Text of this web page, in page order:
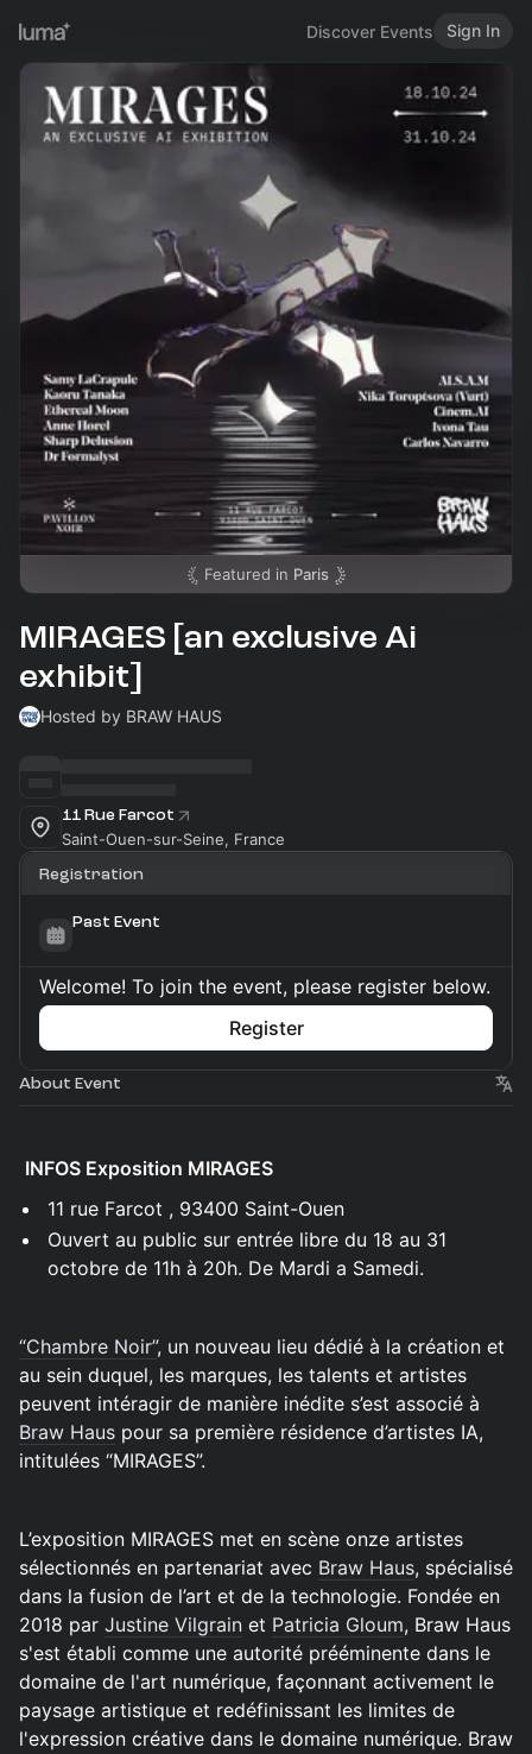
Discover Events Sign In
Featured in Paris
MIRAGES [an exclusive Ai
exhibit]
Hosted by BRAW HAUS
11 Rue Farcot
Saint-Ouen-sur-Seine, France
Registration
Past Event
Welcome! To join the event, please register below.
Register
About Event
INFOS Exposition MIRAGES
11 rue Farcot , 93400 Saint-Ouen
Ouvert au public sur entrée libre du 18 au 31
octobre de 11h à 20h. De Mardi a Samedi.
“Chambre Noir”, un nouveau lieu dédié à la création et
au sein duquel, les marques, les talents et artistes
peuvent intéragir de manière inédite s’est associé à
Braw Haus pour sa première résidence d’artistes IA,
intitulées “MIRAGES”.
L’exposition MIRAGES met en scène onze artistes
sélectionnés en partenariat avec Braw Haus, spécialisé
dans la fusion de l’art et de la technologie. Fondée en
2018 par Justine Vilgrain et Patricia Gloum, Braw Haus
s'est établi comme une autorité prééminente dans le
domaine de l'art numérique, façonnant activement le
paysage artistique et redéfinissant les limites de
l'expression créative dans le domaine numérique. Braw